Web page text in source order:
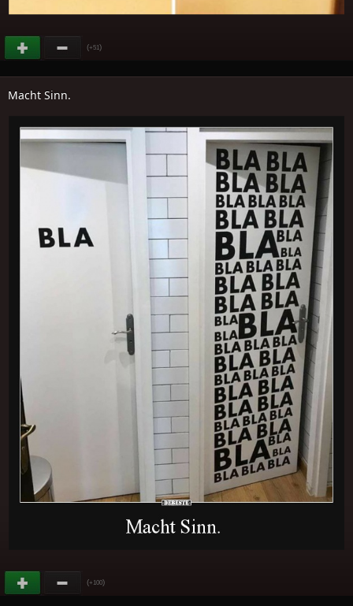
(+51)
Macht Sinn.
(+100)